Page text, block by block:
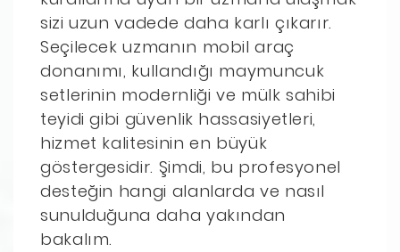
sizi uzun vadede daha karlı çıkarır.
Seçilecek uzmanın mobil araç
donanımı, kullandığı maymuncuk
setlerinin modernliği ve mülk sahibi
teyidi gibi güvenlik hassasiyetleri,
hizmet kalitesinin en büyük
göstergesidir. Şimdi, bu profesyonel
desteğin hangi alanlarda ve nasıl
sunulduğuna daha yakından
bakalım.